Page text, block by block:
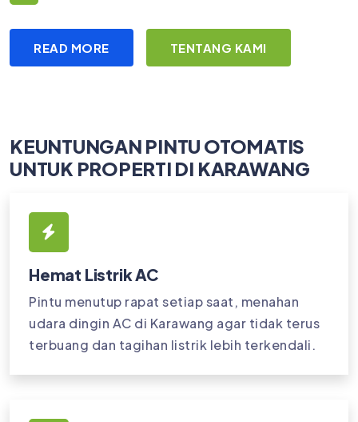
READ MORE TENTANG KAMI
KEUNTUNGAN PINTU OTOMATIS
UNTUK PROPERTI DI KARAWANG
Hemat Listrik AC
Pintu menutup rapat setiap saat, menahan
udara dingin AC di Karawang agar tidak terus
terbuang dan tagihan listrik lebih terkendali.